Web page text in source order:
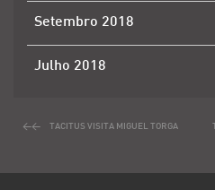
Setembro 2018
Julho 2018
TACITUS VISITA MIGUEL TORGA